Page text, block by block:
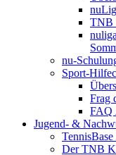
TNB
nu-
Sport-
Frag
FAQ
Jugend- &
Der TNB